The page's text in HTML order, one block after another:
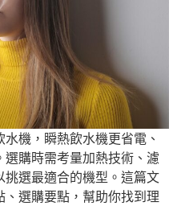
機，瞬熱飲水機更省電、
購時需考量加熱技術、濾
選最適合的機型。這篇文
選購要點，幫助你找到理